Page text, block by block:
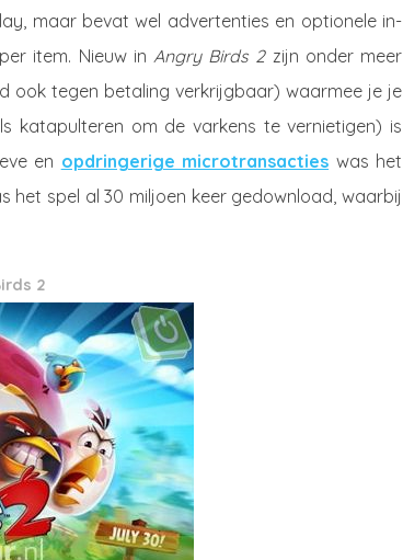
maar bevat wel advertenties en optionele in-
item. Nieuw in Angry Birds 2 zijn onder meer
ook tegen betaling verkrijgbaar) waarmee je je
katapulteren om de varkens te vernietigen) is
en opdringerige microtransacties was het
het spel al 30 miljoen keer gedownload, waarbij
2